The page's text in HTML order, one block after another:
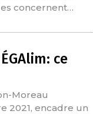
concernent…
ce
Moreau
2021, encadre un